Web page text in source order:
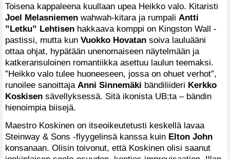
Toisena kappaleena kuullaan upea Heikko valo. Kitaristi
Joel Melasniemen wahwah-kitara ja rumpali Antti
”Letku” Lehtisen hakkaava komppi on Kingston Wall -
pastissi, mutta kun Vuokko Hovatan soiva lauluääni
ottaa ohjat, hypätään unenomaiseen näytelmään ja
katkeransuloinen romantiikka asettuu laulun teemaksi.
”Heikko valo tulee huoneeseen, jossa on ohuet verhot”,
runoilee sanoittaja Anni Sinnemäki bändiliideri Kerkko
Koskisen sävellyksessä. Sitä ikonista UB:ta – bändin
hienoimpia biisejä.
Maestro Koskinen on itseoikeutetusti keskellä lavaa
Steinway & Sons -flyygelinsä kanssa kuin Elton John
konsanaan. Olisin toivonut, että Koskinen olisi saanut